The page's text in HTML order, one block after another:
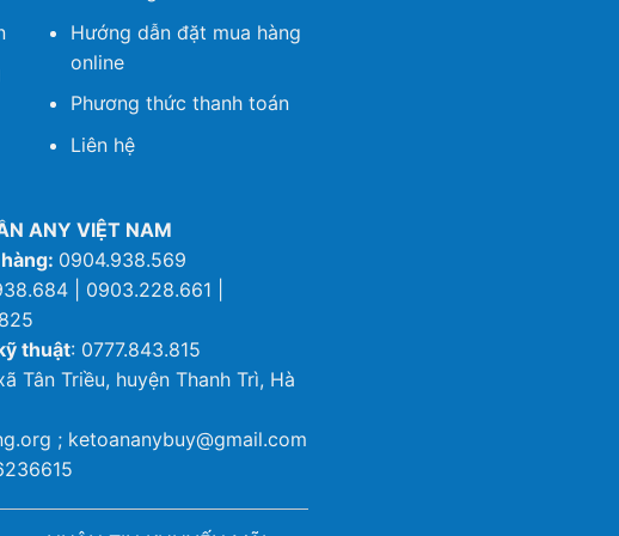
Hướng dẫn đặt mua hàng
online
Phương thức thanh toán
Liên hệ
ANY VIỆT NAM
0904.938.569
| 0903.228.661 |
thuật: 0777.843.815
Tân Triều, huyện Thanh Trì, Hà
; ketoananybuy@gmail.com